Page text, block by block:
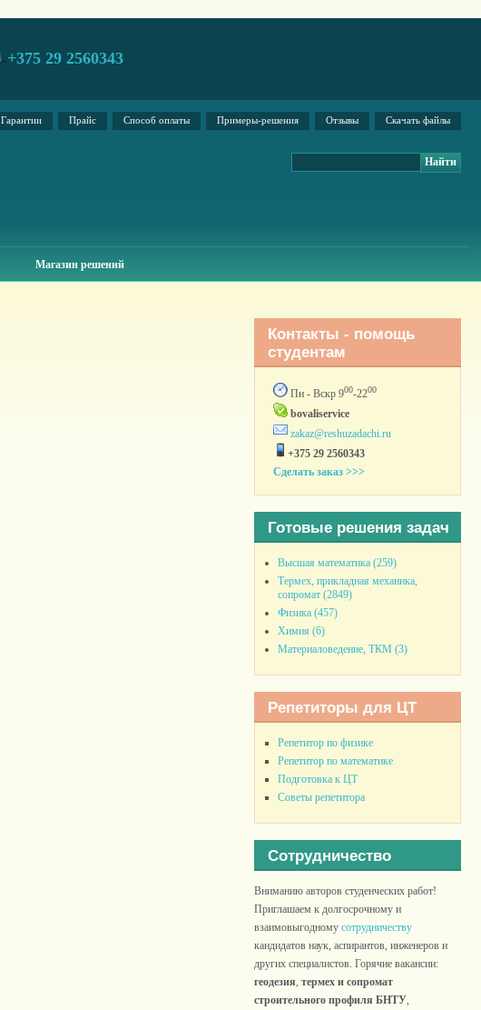
+375 29 2560343
Гарантии Прайс Способ оплаты Примеры-решения Отзывы Скачать файлы
Магазин решений
Контакты - помощь
студентам
Пн - Вскр 900-2200
bovaliservice
zakaz@reshuzadachi.ru
+375 29 2560343
Сделать заказ >>>
Готовые решения задач
Высшая математика (259)
Термех, прикладная механика,
сопромат (2849)
Физика (457)
Химия (6)
Материаловедение, ТКМ (3)
Репетиторы для ЦТ
Репетитор по физике
Репетитор по математике
Подготовка к ЦТ
Советы репетитора
Сотрудничество
Вниманию авторов студенческих работ!
Приглашаем к долгосрочному и
взаимовыгодномусотрудничеству
кандидатов наук, аспирантов, инженеров и
других специалистов. Горячие вакансии:
геодезия, термех и сопромат
строительного профиля БНТУ,